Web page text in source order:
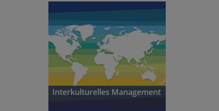
Interkulturelles Management